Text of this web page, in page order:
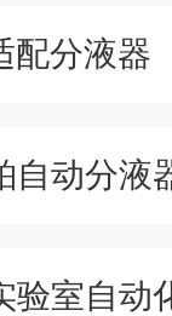
配分液器
验室自动